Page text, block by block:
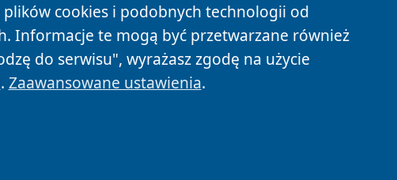
plików cookies i podobnych technologii od
Informacje te mogą być przetwarzane również
do serwisu", wyrażasz zgodę na użycie
. Zaawansowane ustawienia.